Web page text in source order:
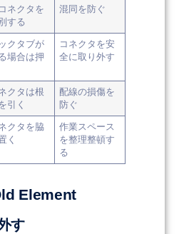
ネクタを
する
混同を防ぐ
クタブが
場合は押
コネクタを安
全に取り外す
クタは根
引く
配線の損傷を
防ぐ
クタを脇
く
作業スペース
を整理整頓す
る
Element
す